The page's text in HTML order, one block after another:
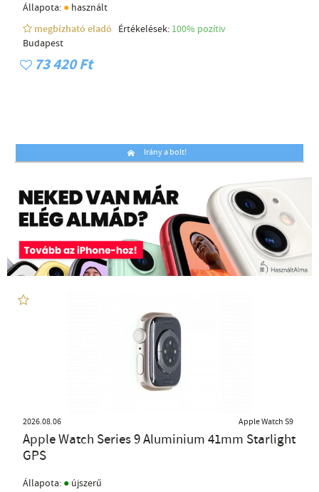
Állapota: ● használt
megbízható eladó
Értékelések: 100% pozítiv
Budapest
73 420 Ft
Irány a bolt!
2026.08.06 Apple Watch S9
Apple Watch Series 9 Aluminium 41mm Starlight
GPS
Állapota: ● újszerű